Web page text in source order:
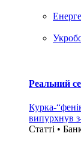
Реальний
Курка-
випурхнув
Статті •